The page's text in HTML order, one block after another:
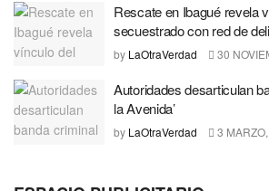
Rescate en Ibagué revela
secuestrado con red de
by LaOtraVerdad 30
Autoridades desarticulan
la Avenida’
by LaOtraVerdad 3